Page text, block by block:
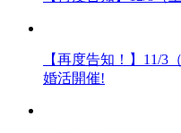
【再度告知！】11/3
婚活開催!